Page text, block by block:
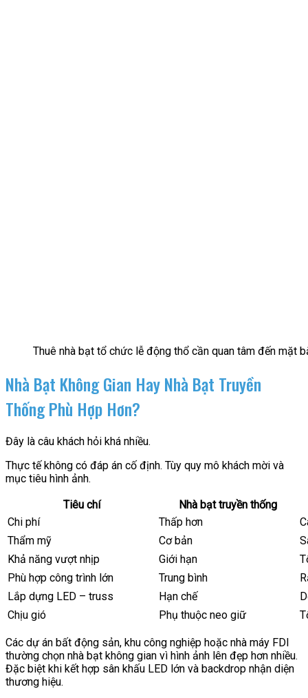
Thuê nhà bạt tổ chức lễ động thổ cần quan tâm đến mặt
Nhà Bạt Không Gian Hay Nhà Bạt Truyền
Thống Phù Hợp Hơn?
Đây là câu khách hỏi khá nhiều.
Thực tế không có đáp án cố định. Tùy quy mô khách mời và
mục tiêu hình ảnh.
Tiêu chí
Nhà bạt truyền thống
Chi phí
Thấp hơn
Thẩm mỹ
Cơ bản
Khả năng vượt nhịp
Giới hạn
Phù hợp công trình lớn
Trung bình
Lắp dựng LED – truss
Hạn chế
Chịu gió
Phụ thuộc neo giữ
Các dự án bất động sản, khu công nghiệp hoặc nhà máy FDI
thường chọn nhà bạt không gian vì hình ảnh lên đẹp hơn nhiều.
Đặc biệt khi kết hợp sân khấu LED lớn và backdrop nhận diện
thương hiệu.